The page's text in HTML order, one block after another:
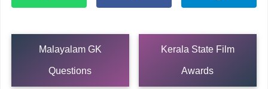
Malayalam GK
Questions
Kerala State Film
Awards